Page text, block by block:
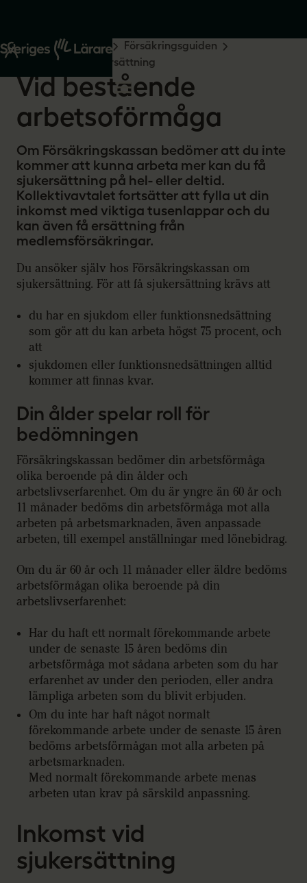
Start Råd och stöd
Försäkringsguiden
Sjukskrivning
Sjukersättning
Vid bestående
arbetsoförmåga
Om Försäkringskassan bedömer att du inte
kommer att kunna arbeta mer kan du få
sjukersättning på hel- eller deltid.
Kollektivavtalet fortsätter att fylla ut din
inkomst med viktiga tusenlappar och du
kan även få ersättning från
medlemsförsäkringar.
Du ansöker själv hos Försäkringskassan om
sjukersättning. För att få sjukersättning krävs att
du har en sjukdom eller funktionsnedsättning
som gör att du kan arbeta högst 75 procent, och
att
sjukdomen eller funktionsnedsättningen alltid
kommer att finnas kvar.
Din ålder spelar roll för
bedömningen
Försäkringskassan bedömer din arbetsförmåga
olika beroende på din ålder och
arbetslivserfarenhet. Om du är yngre än 60 år och
11 månader bedöms din arbetsförmåga mot alla
arbeten på arbetsmarknaden, även anpassade
arbeten, till exempel anställningar med lönebidrag.
Om du är 60 år och 11 månader eller äldre bedöms
arbetsförmågan olika beroende på din
arbetslivserfarenhet:
Har du haft ett normalt förekommande arbete
under de senaste 15 åren bedöms din
arbetsförmåga mot sådana arbeten som du har
erfarenhet av under den perioden, eller andra
lämpliga arbeten som du blivit erbjuden.
Om du inte har haft något normalt
förekommande arbete under de senaste 15 åren
bedöms arbetsförmågan mot alla arbeten på
arbetsmarknaden.
Med normalt förekommande arbete menas
arbeten utan krav på särskild anpassning.
Inkomst vid
sjukersättning